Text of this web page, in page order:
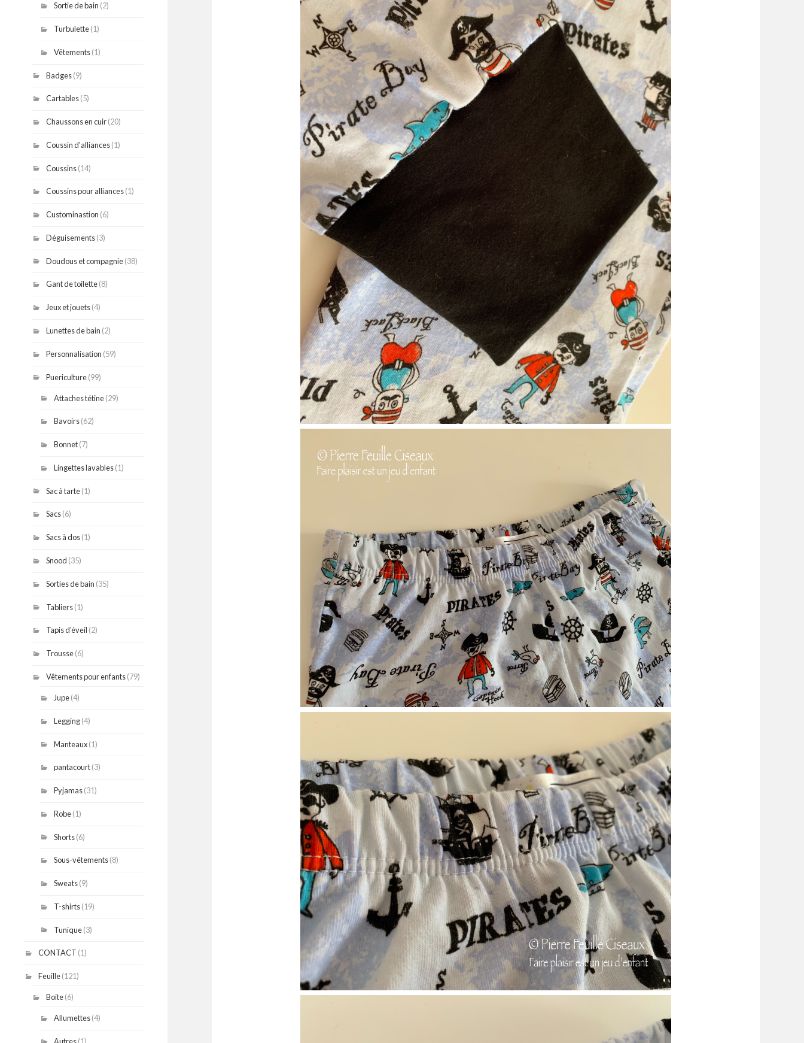
Sortie de bain (2)
Turbulette(1)
Vêtements(1)
Badges(9)
Cartables(5)
Chaussons en cuir(20)
Coussin d'alliances(1)
Coussins(14)
Coussins pour alliances(1)
Custominastion (6)
Déguisements(3)
Doudous et compagnie(38)
Gant de toilette(8)
Jeux et jouets(4)
Lunettes de bain (2)
Personnalisation (59)
Puericulture(99)
Attaches tétine(29)
Bavoirs(62)
Bonnet(7)
Lingettes lavables(1)
Sac à tarte(1)
Sacs(6)
Sacs à dos(1)
Snood (35)
Sorties de bain (35)
Tabliers(1)
Tapis d'éveil (2)
Trousse(6)
Vêtements pour enfants(79)
Jupe(4)
Legging(4)
Manteaux(1)
pantacourt(3)
Pyjamas(31)
Robe(1)
Shorts(6)
Sous-vêtements(8)
Sweats(9)
T-shirts(19)
Tunique(3)
CONTACT (1)
Feuille(121)
Boite(6)
Allumettes(4)